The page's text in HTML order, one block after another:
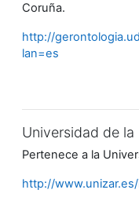
Coruña.
http://
lan=es
Universidad de
Pertenece a la
http://